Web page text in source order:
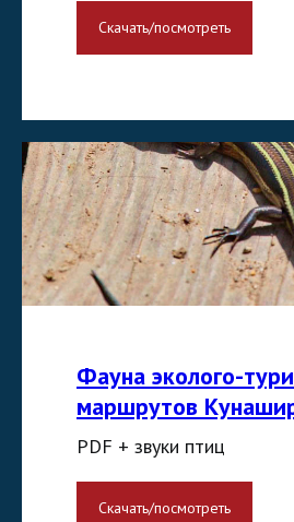
Скачать/посмотреть
Фауна эколого-
маршрутов
PDF + звуки птиц
Скачать/посмотреть